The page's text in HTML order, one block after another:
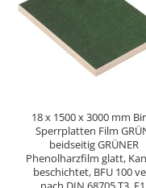
18 x 1500 x 3000 mm
Sperrplatten Film
beidseitig GRÜNER
Phenolharzfilm glatt,
beschichtet, BFU 100